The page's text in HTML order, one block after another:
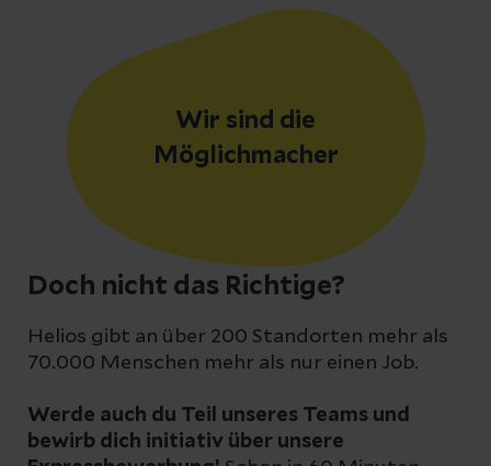
Doch nicht das Richtige?
Helios gibt an über 200 Standorten mehr als
70.000 Menschen mehr als nur einen Job.
Werde auch du Teil unseres Teams und
bewirb dich initiativ über unsere
Wir sind die
Möglichmacher